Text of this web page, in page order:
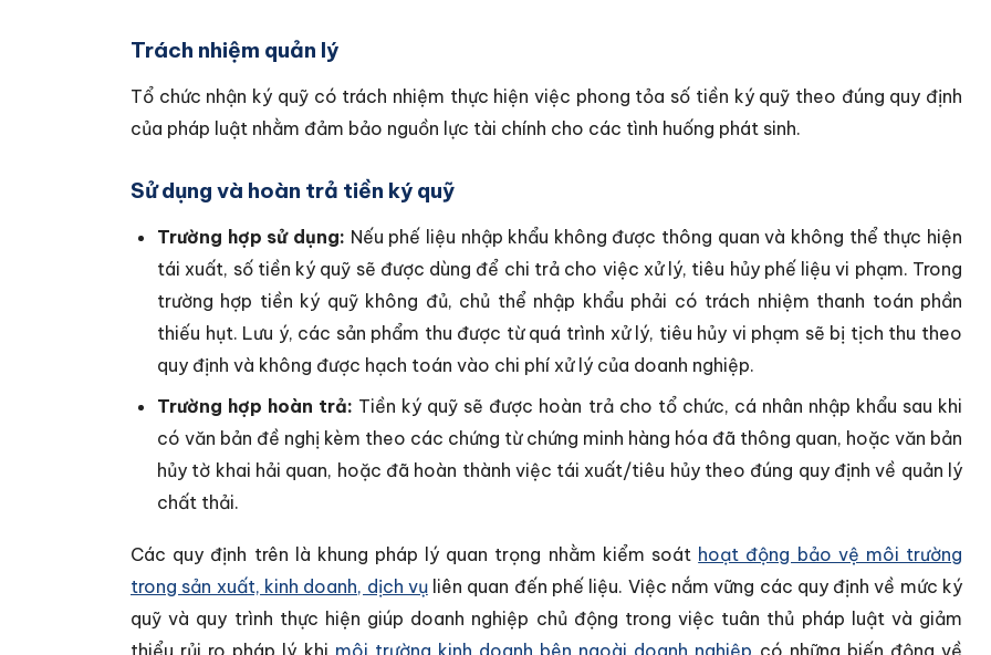
Trách nhiệm quản lý
Tổ chức nhận ký quỹ có trách nhiệm thực hiện việc phong tỏa số tiền ký quỹ theo đúng quy định
của pháp luật nhằm đảm bảo nguồn lực tài chính cho các tình huống phát sinh.
Sử dụng và hoàn trả tiền ký quỹ
Trường hợp sử dụng: Nếu phế liệu nhập khẩu không được thông quan và không thể thực hiện
tái xuất, số tiền ký quỹ sẽ được dùng để chi trả cho việc xử lý, tiêu hủy phế liệu vi phạm. Trong
trường hợp tiền ký quỹ không đủ, chủ thể nhập khẩu phải có trách nhiệm thanh toán phần
thiếu hụt. Lưu ý, các sản phẩm thu được từ quá trình xử lý, tiêu hủy vi phạm sẽ bị tịch thu theo
quy định và không được hạch toán vào chi phí xử lý của doanh nghiệp.
Trường hợp hoàn trả: Tiền ký quỹ sẽ được hoàn trả cho tổ chức, cá nhân nhập khẩu sau khi
có văn bản đề nghị kèm theo các chứng từ chứng minh hàng hóa đã thông quan, hoặc văn bản
hủy tờ khai hải quan, hoặc đã hoàn thành việc tái xuất/tiêu hủy theo đúng quy định về quản lý
chất thải.
Các quy định trên là khung pháp lý quan trọng nhằm kiểm soát hoạt động bảo vệ môi trường
trong sản xuất, kinh doanh, dịch vụliên quan đến phế liệu. Việc nắm vững các quy định về mức ký
quỹ và quy trình thực hiện giúp doanh nghiệp chủ động trong việc tuân thủ pháp luật và giảm